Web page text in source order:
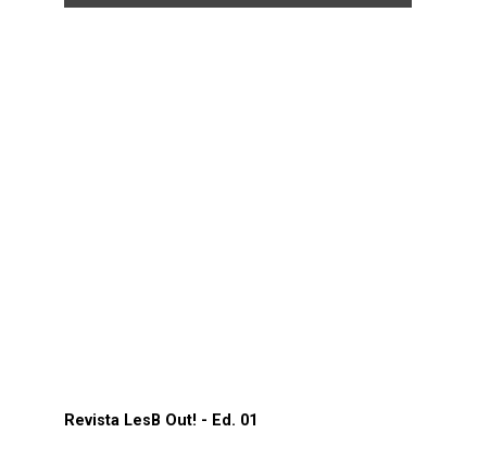
Revista LesB Out! - Ed. 01